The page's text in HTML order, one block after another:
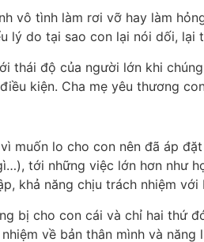
vô tình làm rơi vỡ hay làm
lý do tại sao con lại nói dối, lại
thái độ của người lớn khi
kiện. Cha mẹ yêu thương
muốn lo cho con nên đã áp
tới những việc lớn hơn như
khả năng chịu trách nhiệm
bị cho con cái và chỉ hai thứ
về bản thân mình và năng